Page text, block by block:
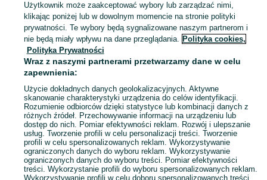
garnitur dla dziewczynki spodnie dzwony dla dziewczynki , strójZobacz
Mapa kategorii
Mapa miejscowości
Mapa ministron
Popularne wyszukiwania
Użytkownik może zaakceptować wybory lub zarządzać nimi,
klikając poniżej lub w dowolnym momencie na stronie polityki
prywatności. Te wybory będą sygnalizowane naszym partnerom i
nie będą miały wpływu na dane przeglądania. Polityka cookies,
Polityka Prywatności
Wraz z naszymi partnerami przetwarzamy dane w celu
zapewnienia:
Użycie dokładnych danych geolokalizacyjnych. Aktywne
skanowanie charakterystyki urządzenia do celów identyfikacji.
Rozumienie odbiorców dzięki statystyce lub kombinacji danych z
różnych źródeł. Przechowywanie informacji na urządzeniu lub
dostęp do nich. Pomiar efektywności reklam. Rozwój i ulepszanie
usług. Tworzenie profili w celu personalizacji treści. Tworzenie
profili w celu spersonalizowanych reklam. Wykorzystywanie
ograniczonych danych do wyboru reklam. Wykorzystywanie
ograniczonych danych do wyboru treści. Pomiar efektywności
treści. Wykorzystanie profili do wyboru spersonalizowanych reklam.
Wykorzystywanie profili w celu doboru spersonalizowanych treści.